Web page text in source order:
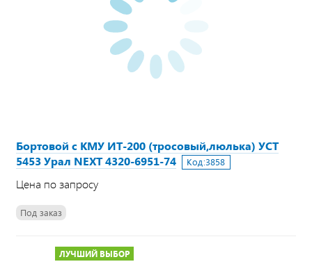
Бортовой с КМУ ИТ-200 (тросовый,люлька) УСТ
5453 Урал NEXT 4320-6951-74
Код:3858
Цена по запросу
Под заказ
ЛУЧШИЙ ВЫБОР